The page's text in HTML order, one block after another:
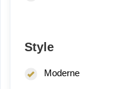
Style
Moderne